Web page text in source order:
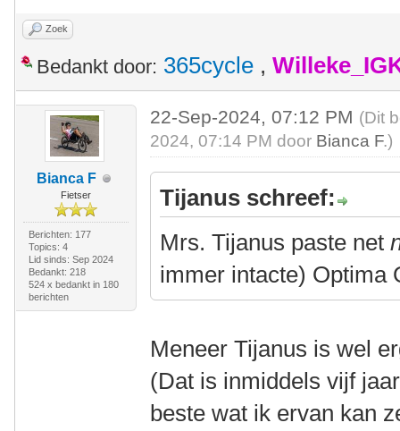
Zoek
Bedankt door: 365cycle ,
Bianca F
Fietser
Berichten: 177
Topics: 4
Lid sinds: Sep 2024
Bedankt: 218
524 x bedankt in 180
berichten
22-Sep-2024, 07:12 PM (Dit
2024, 07:14 PM door Bianca F.)
Tijanus schreef:
Mrs. Tijanus paste net
immer intacte) Optima
Meneer Tijanus is wel
(Dat is inmiddels vijf
beste wat ik ervan kan